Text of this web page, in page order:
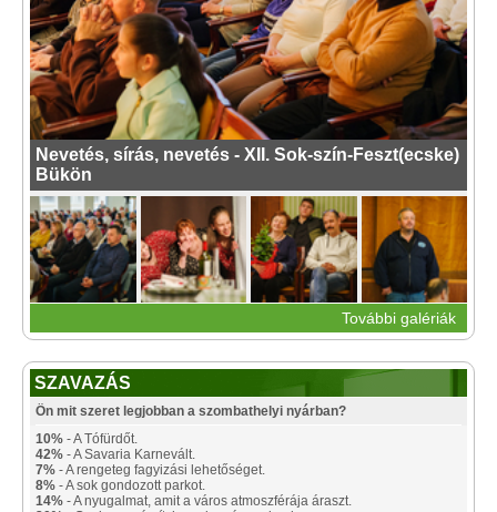
Nevetés, sírás, nevetés - XII. Sok-szín-Feszt(ecske)
Bükön
További galériák
SZAVAZÁS
Ön mit szeret legjobban a szombathelyi nyárban?
10% - A Tófürdőt.
42% - A Savaria Karnevált.
7% - A rengeteg fagyizási lehetőséget.
8% - A sok gondozott parkot.
14% - A nyugalmat, amit a város atmoszférája áraszt.